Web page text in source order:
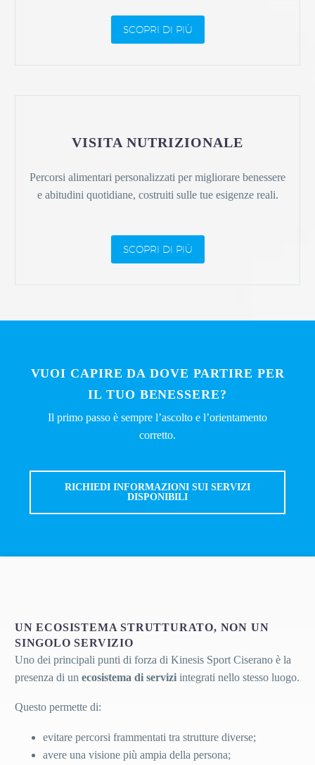
SCOPRI DI PIÙ
VISITA NUTRIZIONALE
Percorsi alimentari personalizzati per migliorare benessere
e abitudini quotidiane, costruiti sulle tue esigenze reali.
SCOPRI DI PIÙ
VUOI CAPIRE DA DOVE PARTIRE PER
IL TUO BENESSERE?
Il primo passo è sempre l’ascolto e l’orientamento
corretto.
RICHIEDI INFORMAZIONI SUI SERVIZI
DISPONIBILI
UN ECOSISTEMA STRUTTURATO, NON UN
SINGOLO SERVIZIO
Uno dei principali punti di forza di Kinesis Sport Ciserano è la
presenza di un ecosistema di servizi integrati nello stesso luogo.
Questo permette di:
evitare percorsi frammentati tra strutture diverse;
avere una visione più ampia della persona;